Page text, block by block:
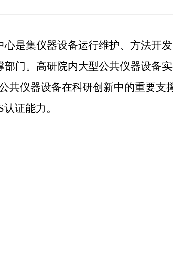
心是集仪器设备运行维护、方法开
门。高研院内大型公共仪器设备实
共仪器设备在科研创新中的重要支
证能力。